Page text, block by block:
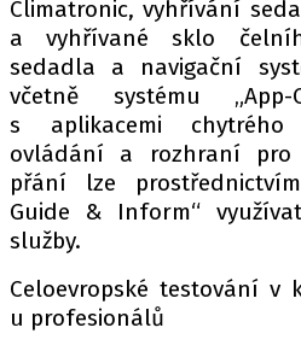
Climatronic, vyhřívání
a vyhřívané sklo
sedadla a navigační
včetně systému „App-
s aplikacemi
ovládání a rozhraní
přání lze
Guide & Inform“
služby.
Celoevropské testování v
u profesionálů